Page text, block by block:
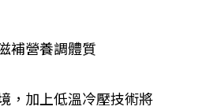
補營養調體質
，加上低溫冷壓技術將